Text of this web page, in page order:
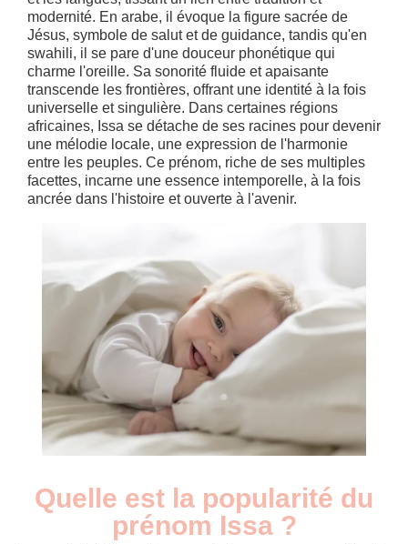
modernité. En arabe, il évoque la figure sacrée de
Jésus, symbole de salut et de guidance, tandis qu'en
swahili, il se pare d'une douceur phonétique qui
charme l'oreille. Sa sonorité fluide et apaisante
transcende les frontières, offrant une identité à la fois
universelle et singulière. Dans certaines régions
africaines, Issa se détache de ses racines pour devenir
une mélodie locale, une expression de l'harmonie
entre les peuples. Ce prénom, riche de ses multiples
facettes, incarne une essence intemporelle, à la fois
ancrée dans l'histoire et ouverte à l'avenir.
Quelle est la popularité du
prénom Issa ?
Année
Nouveaux-
nés